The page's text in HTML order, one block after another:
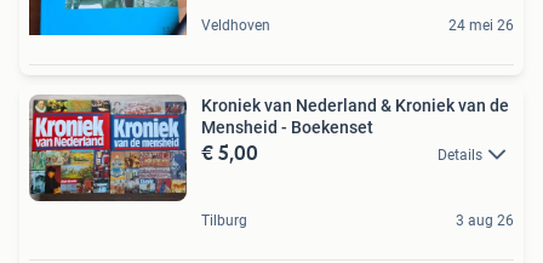
Veldhoven 24 mei 26
Kroniek van Nederland & Kroniek van de
Mensheid - Boekenset
€ 5,00 Details
Tilburg 3 aug 26